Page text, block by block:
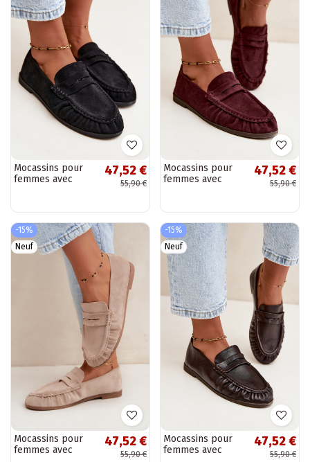
Mocassins pour
femmes avec
Sabley
47,52 €
55,90 €
Mocassins pour
femmes avec
Sabley
47,52 €
55,90 €
-15%
Neuf
Mocassins pour
femmes avec
47,52 €
55,90 €
-15%
Neuf
Mocassins pour
femmes avec
47,52 €
55,90 €